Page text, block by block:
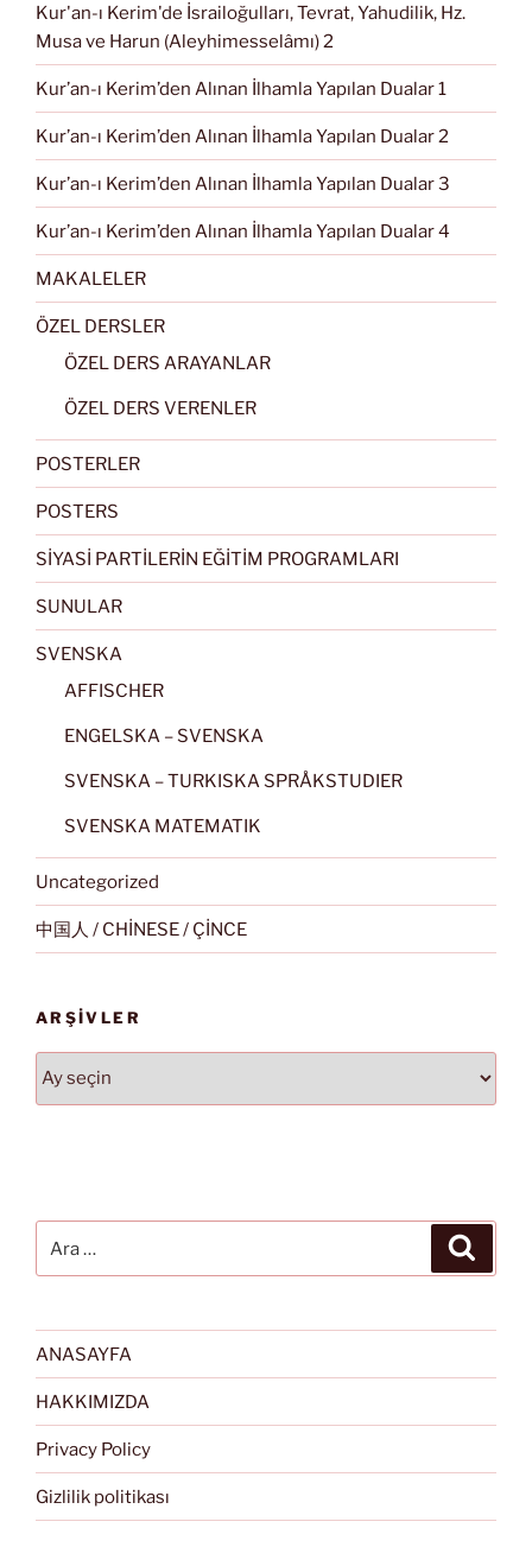
Kur'an-ı Kerim'de İsrailoğulları, Tevrat, Yahudilik, Hz.
Musa ve Harun (Aleyhimesselâmı) 2
Kur’an-ı Kerim’den Alınan İlhamla Yapılan Dualar 1
Kur’an-ı Kerim’den Alınan İlhamla Yapılan Dualar 2
Kur’an-ı Kerim’den Alınan İlhamla Yapılan Dualar 3
Kur’an-ı Kerim’den Alınan İlhamla Yapılan Dualar 4
MAKALELER
ÖZEL DERSLER
ÖZEL DERS ARAYANLAR
ÖZEL DERS VERENLER
POSTERLER
POSTERS
SİYASİ PARTİLERİN EĞİTİM PROGRAMLARI
SUNULAR
SVENSKA
AFFISCHER
ENGELSKA – SVENSKA
SVENSKA – TURKISKA SPRÅKSTUDIER
SVENSKA MATEMATIK
Uncategorized
中国人 / CHİNESE / ÇİNCE
ARŞIVLER
Arşivler
ANASAYFA
HAKKIMIZDA
Privacy Policy
Gizlilik politikası